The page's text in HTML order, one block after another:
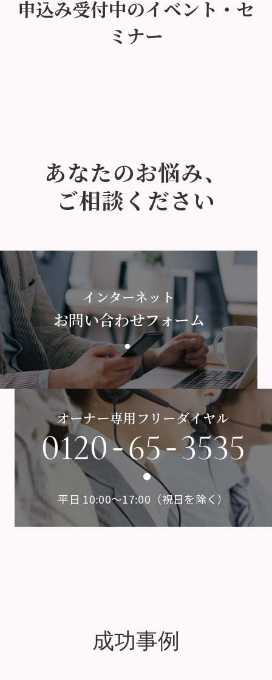
申込み受付中のイベント・セ
ミナー
あなたのお悩み、
ご相談ください
インターネット
お問い合わせフォーム
オーナー専用フリーダイヤル
0120-65-3535
平日 10:00〜17:00（祝日を除く）
成功事例